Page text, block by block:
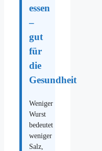
essen
–
gut
für
die
Gesundheit
Weniger
Wurst
bedeutet
weniger
Salz,